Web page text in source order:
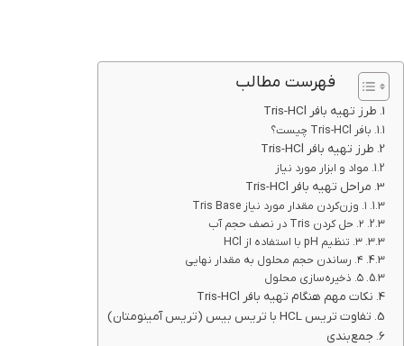
فهرست مطالب
طرز تهیه بافر Tris-HCl
بافر Tris-HCl چیست؟
طرز تهیه بافر Tris-HCl
مواد و ابزار مورد نیاز
مراحل تهیه بافر Tris-HCl
۱. وزن‌کردن مقدار مورد نیاز Tris Base
۲. حل کردن Tris در نصف حجم آب
۳. تنظیم pH با استفاده از HCl
۴. رساندن حجم محلول به مقدار نهایی
۵. ذخیره‌سازی محلول
نکات مهم هنگام تهیه بافر Tris-HCl
تفاوت تریس HCL با تریس بیس (تریس آمینومتان)
جمع‌بندی